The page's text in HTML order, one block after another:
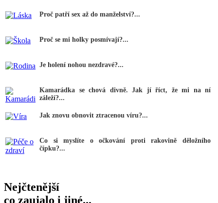
Proč patří sex až do manželství?...
Proč se mi holky posmívají?...
Je holení nohou nezdravé?...
Kamarádka se chová divně. Jak jí říct, že mi na ní
záleží?...
Jak znovu obnovit ztracenou víru?...
Co si myslíte o očkování proti rakovině děložního
čípku?...
Nejčtenější
co zaujalo i jiné...